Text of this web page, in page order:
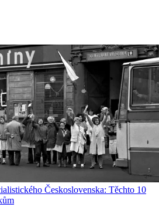
Československa: Těchto 10